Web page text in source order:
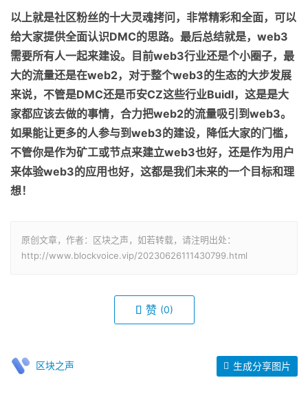
以上就是社区粉丝的十大灵魂拷问，非常精彩和全面，可以
给大家提供全面认识DMC的思路。最后总结就是， web3
需要所有人一起来建设。 目前web3行业还是个小圈子，最
大的流量还是在web2，对于整个web3的生态的大步发展
来说，不管是DMC还是币安CZ这些行业Buidl， 这是是大
家都应该去做的事情，合力把web2的流量吸引到 web3。
如果能让更多的人参与到 web3的建设，降低大家的门槛，
不管你是作为矿工或节点来建立web3也好，还是作为用户
来体验web3的应用也好， 这都是我们未来的一个目标和理
想！
原创文章，作者：区块之声，如若转载，请注明出处：
http://www.blockvoice.vip/20230626111430799.html
赞 (0)
区块之声 生成分享图片